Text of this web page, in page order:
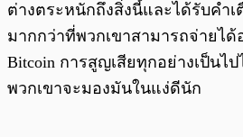
ต่างตระหนักถึงสิ่งนี้และได้รับคำ
มากกว่าที่พวกเขาสามารถจ่ายได้
Bitcoin การสูญเสียทุกอย่างเป็นไ
พวกเขาจะมองมันในแง่ดีนัก